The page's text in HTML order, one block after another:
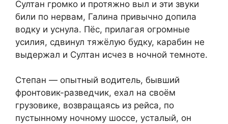
Султан громко и протяжно выл и эти звуки
били по нервам, Галина привычно допила
водку и уснула. Пёс, прилагая огромные
усилия, сдвинул тяжёлую будку, карабин не
выдержал и Султан исчез в ночной темноте.
Степан — опытный водитель, бывший
фронтовик-разведчик, ехал на своём
грузовике, возвращаясь из рейса, по
пустынному ночному шоссе, усталый, он